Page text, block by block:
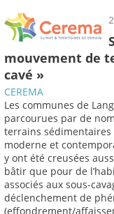
mouvement de
cavé »
CEREMA
Les communes de
parcourues par de
terrains sédimentaires
moderne et
y ont été creusées
bâtir que pour de
associés aux sous-
déclenchement de
(effondrement/